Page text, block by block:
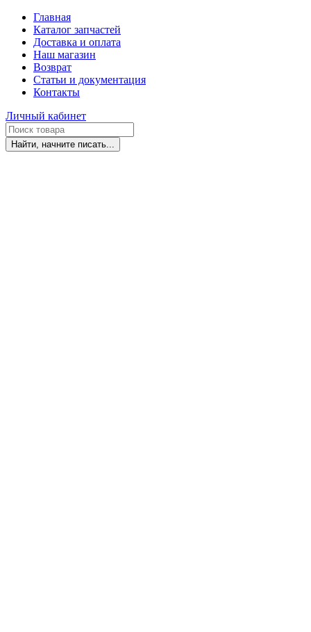
Главная
Каталог запчастей
Доставка и оплата
Наш магазин
Возврат
Статьи и документация
Контакты
Личный кабинет
Найти, начните писать...